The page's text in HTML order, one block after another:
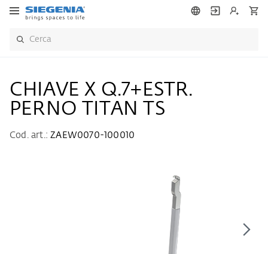
CHIAVE X Q.7+ESTR.
PERNO TITAN TS
Cod. art.:ZAEW0070-100010